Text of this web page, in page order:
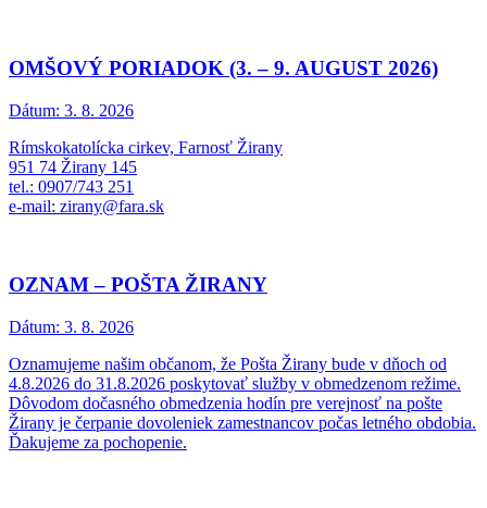
OMŠOVÝ PORIADOK (3. – 9. AUGUST 2026)
Dátum: 3. 8. 2026
Rímskokatolícka cirkev, Farnosť Žirany
951 74 Žirany 145
tel.: 0907/743 251
e-mail: zirany@fara.sk
OZNAM – POŠTA ŽIRANY
Dátum: 3. 8. 2026
Oznamujeme našim občanom, že Pošta Žirany bude v dňoch od
4.8.2026 do 31.8.2026 poskytovať služby v obmedzenom režime.
Dôvodom dočasného obmedzenia hodín pre verejnosť na pošte
Žirany je čerpanie dovoleniek zamestnancov počas letného obdobia.
Ďakujeme za pochopenie.